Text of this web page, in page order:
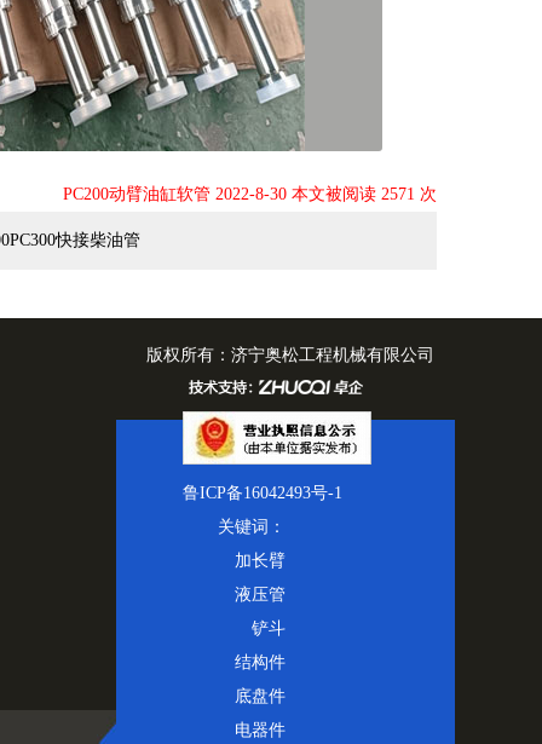
PC200动臂油缸软管 2022-8-30 本文被阅读 2571 次
快接柴油管
： 济宁奥松工程机械有限公司
号-1
关键词：
加长臂
液压管
铲斗
结构件
底盘件
电器件